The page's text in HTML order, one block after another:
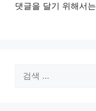
댓글을 달기 위해서는
색: